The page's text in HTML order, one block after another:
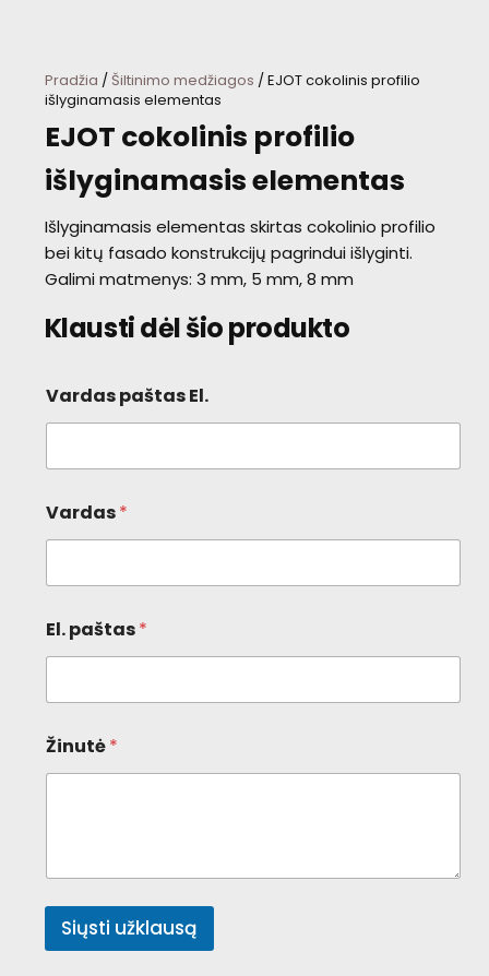
Pradžia / Šiltinimo medžiagos / EJOT cokolinis profilio
išlyginamasis elementas
EJOT cokolinis profilio
išlyginamasis elementas
Išlyginamasis elementas skirtas cokolinio profilio
bei kitų fasado konstrukcijų pagrindui išlyginti.
Galimi matmenys: 3 mm, 5 mm, 8 mm
Klausti dėl šio produkto
Vardas paštas El.
Vardas*
El. paštas*
Žinutė*
Siųsti užklausą